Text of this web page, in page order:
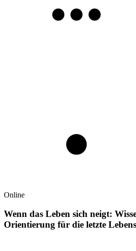
Online
Wenn das Leben sich neigt:
Orientierung für die letzte